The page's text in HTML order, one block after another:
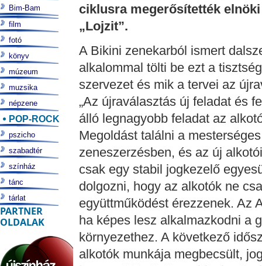
ciklusra megerősítették
„Lojzit”.
A Bikini zenekarból ismert
alkalommal tölti be ezt a
szervezet és mik a tervei az
„Az újraválasztás új feladat és
álló legnagyobb feladat az
Megoldást találni a
zeneszerzésben, és az új
csak egy stabil jogkezelő
dolgozni, hogy az alkotók ne
együttműködést érezzenek. Az
ha képes lesz alkalmazkodni a
környezethez. A következő
alkotók munkája megbecsült,
Bim-Bam
film
fotó
könyv
múzeum
muzsika
népzene
POP-ROCK
pszicho
szabadtér
színház
tánc
tárlat
PARTNER
OLDALAK